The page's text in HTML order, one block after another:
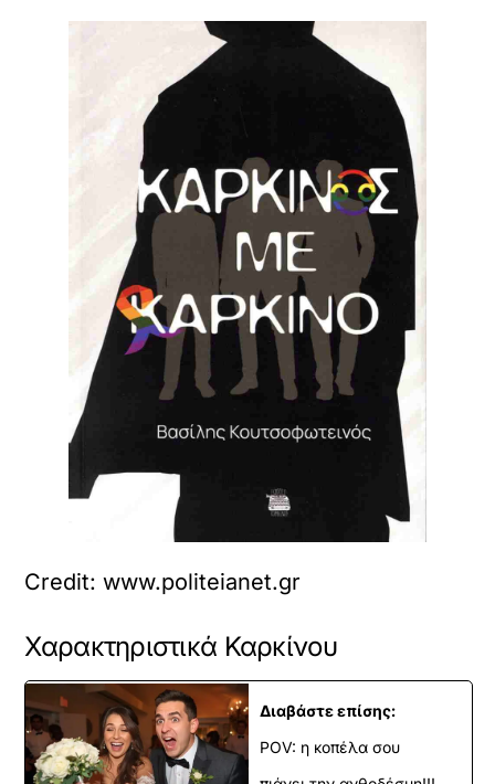
Credit: www.politeianet.gr
Χαρακτηριστικά Καρκίνου
Διαβάστε επίσης:
POV: η κοπέλα σου